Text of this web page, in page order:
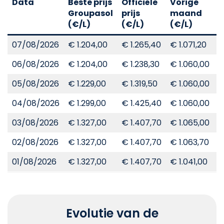
Groupasol
(€/L)
prijs
(€/L)
maand
(€/L)
07/08/2026
€ 1.204,00 € 1.265,40 € 1.071,20
06/08/2026
€ 1.204,00 € 1.238,30 € 1.060,00
05/08/2026
€ 1.229,00 € 1.319,50 € 1.060,00
04/08/2026
€ 1.299,00 € 1.425,40 € 1.060,00
03/08/2026
€ 1.327,00 € 1.407,70 € 1.065,00
02/08/2026
€ 1.327,00 € 1.407,70 € 1.063,70
01/08/2026
€ 1.327,00 € 1.407,70 € 1.041,00
Evolutie van de